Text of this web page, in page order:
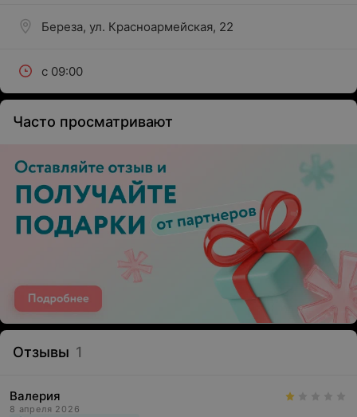
Береза, ул. Красноармейская, 22
с 09:00
Часто просматривают
Отзывы 1
Валерия
8 апреля 2026